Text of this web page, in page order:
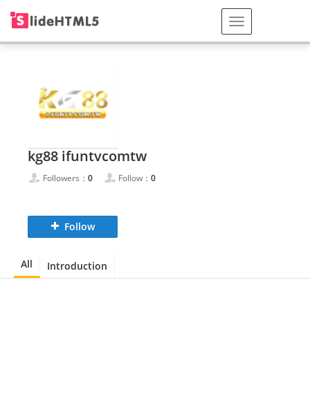
kg88 ifuntvcomtw
Followers： 0 Follow： 0
Follow
All Introduction